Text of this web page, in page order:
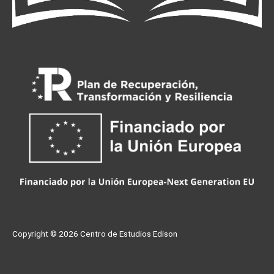
Copyright © 2026 Centro de Estudios Edison